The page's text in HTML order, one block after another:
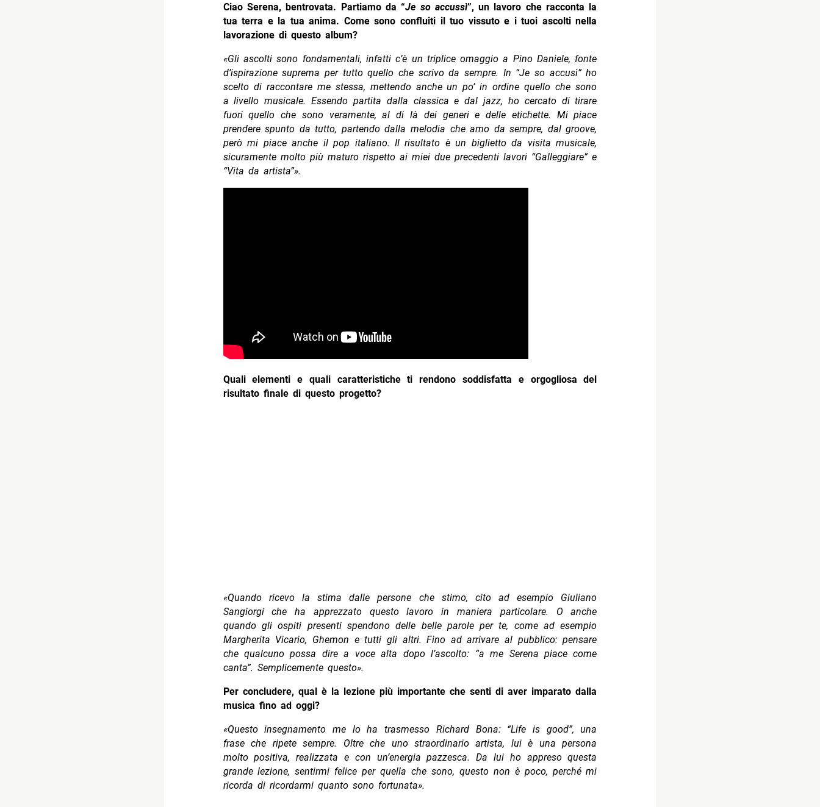
Ciao Serena, bentrovata. Partiamo da “Je so accussì”, un lavoro che racconta la
tua terra e la tua anima. Come sono confluiti il tuo vissuto e i tuoi ascolti nella
lavorazione di questo album?
«Gli ascolti sono fondamentali, infatti c’è un triplice omaggio a Pino Daniele, fonte
d’ispirazione suprema per tutto quello che scrivo da sempre. In “Je so accusì” ho
scelto di raccontare me stessa, mettendo anche un po’ in ordine quello che sono
a livello musicale. Essendo partita dalla classica e dal jazz, ho cercato di tirare
fuori quello che sono veramente, al di là dei generi e delle etichette. Mi piace
prendere spunto da tutto, partendo dalla melodia che amo da sempre, dal groove,
però mi piace anche il pop italiano. Il risultato è un biglietto da visita musicale,
sicuramente molto più maturo rispetto ai miei due precedenti lavori “Galleggiare” e
“Vita da artista”».
Quali elementi e quali caratteristiche ti rendono soddisfatta e orgogliosa del
risultato finale di questo progetto?
«Quando ricevo la stima dalle persone che stimo, cito ad esempio Giuliano
Sangiorgi che ha apprezzato questo lavoro in maniera particolare. O anche
quando gli ospiti presenti spendono delle belle parole per te, come ad esempio
Margherita Vicario, Ghemon e tutti gli altri. Fino ad arrivare al pubblico: pensare
che qualcuno possa dire a voce alta dopo l’ascolto: “a me Serena piace come
canta”. Semplicemente questo».
Per concludere, qual è la lezione più importante che senti di aver imparato dalla
musica fino ad oggi?
«Questo insegnamento me lo ha trasmesso Richard Bona: “Life is good”, una
frase che ripete sempre. Oltre che uno straordinario artista, lui è una persona
molto positiva, realizzata e con un’energia pazzesca. Da lui ho appreso questa
grande lezione, sentirmi felice per quella che sono, questo non è poco, perché mi
ricorda di ricordarmi quanto sono fortunata».